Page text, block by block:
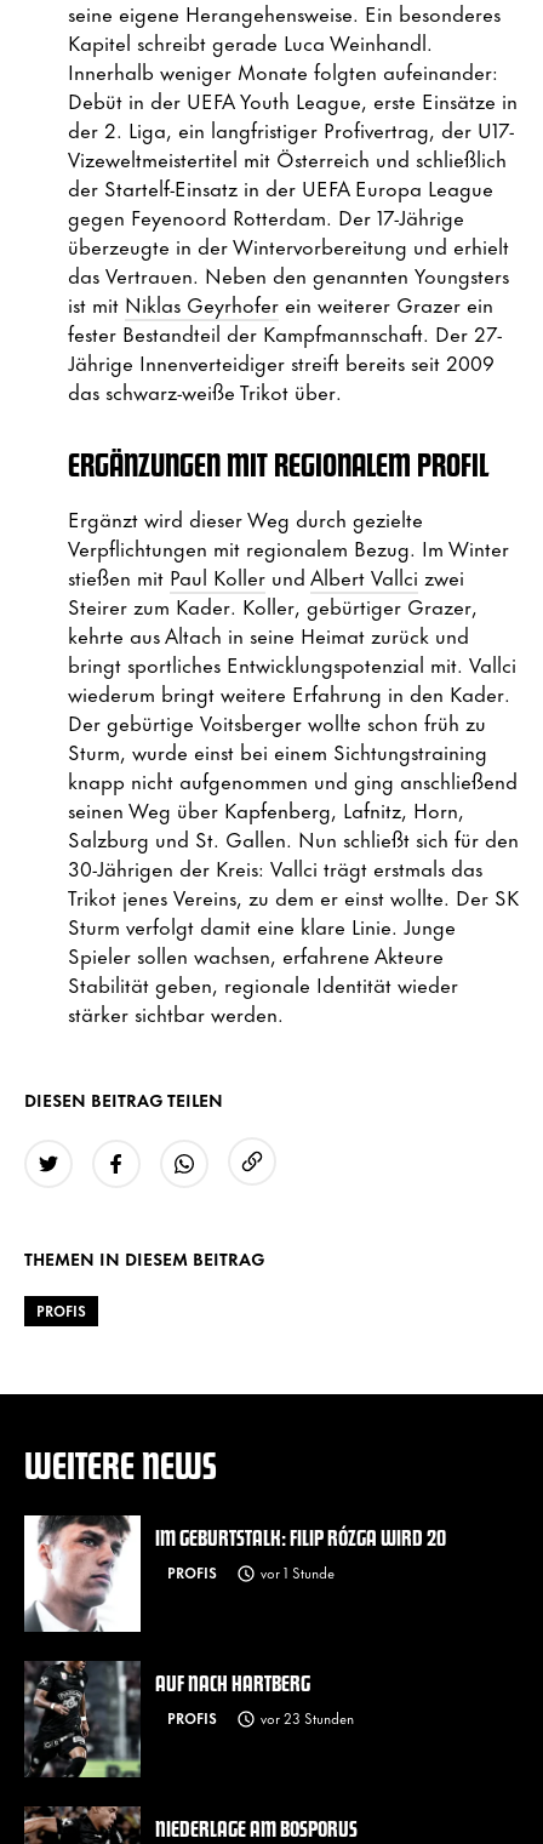
seine eigene Herangehensweise. Ein besonderes
Kapitel schreibt gerade Luca Weinhandl.
Innerhalb weniger Monate folgten aufeinander:
Debüt in der UEFA Youth League, erste Einsätze in
der 2. Liga, ein langfristiger Profivertrag, der U17-
Vizeweltmeistertitel mit Österreich und schließlich
der Startelf-Einsatz in der UEFA Europa League
gegen Feyenoord Rotterdam. Der 17-Jährige
überzeugte in der Wintervorbereitung und erhielt
das Vertrauen. Neben den genannten Youngsters
ist mit Niklas Geyrhofer ein weiterer Grazer ein
fester Bestandteil der Kampfmannschaft. Der 27-
Jährige Innenverteidiger streift bereits seit 2009
das schwarz-weiße Trikot über.
ERGÄNZUNGEN MIT REGIONALEM PROFIL
Ergänzt wird dieser Weg durch gezielte
Verpflichtungen mit regionalem Bezug. Im Winter
stießen mit Paul Koller undAlbert Vallci zwei
Steirer zum Kader. Koller, gebürtiger Grazer,
kehrte aus Altach in seine Heimat zurück und
bringt sportliches Entwicklungspotenzial mit. Vallci
wiederum bringt weitere Erfahrung in den Kader.
Der gebürtige Voitsberger wollte schon früh zu
Sturm, wurde einst bei einem Sichtungstraining
knapp nicht aufgenommen und ging anschließend
seinen Weg über Kapfenberg, Lafnitz, Horn,
Salzburg und St. Gallen. Nun schließt sich für den
30-Jährigen der Kreis: Vallci trägt erstmals das
Trikot jenes Vereins, zu dem er einst wollte. Der SK
Sturm verfolgt damit eine klare Linie. Junge
Spieler sollen wachsen, erfahrene Akteure
Stabilität geben, regionale Identität wieder
stärker sichtbar werden.
DIESEN BEITRAG TEILEN
THEMEN IN DIESEM BEITRAG
PROFIS
WEITERE NEWS
IM GEBURTSTALK: FILIP RÓZGA WIRD 20
PROFIS vor 1 Stunde
AUF NACH HARTBERG
PROFIS vor 23 Stunden
NIEDERLAGE AM BOSPORUS